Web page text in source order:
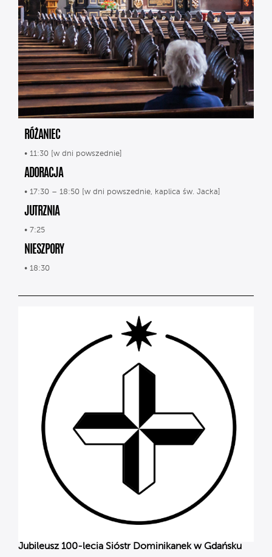
RÓŻANIEC
• 11:30 [w dni powszednie]
ADORACJA
• 17:30 – 18:50 [w dni powszednie, kaplica św. Jacka]
JUTRZNIA
• 7:25
NIESZPORY
• 18:30
Jubileusz 100-lecia Sióstr Dominikanek w Gdańsku